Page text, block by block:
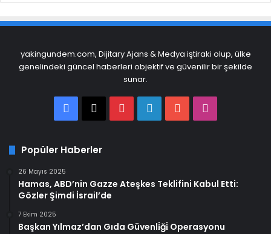
yakingundem.com, Dijitary Ajans & Medya iştiraki olup, ülke
genelindeki güncel haberleri objektif ve güvenilir bir şekilde
sunar.
Facebook
X PinterestLinkedInYouTube
Popüler Haberler
26 Mayıs 2025
Hamas, ABD’nin Gazze Ateşkes Teklifini Kabul Etti:
Gözler Şimdi İsrail’de
7 Ekim 2025
Başkan Yılmaz’dan Gıda Güvenli̇ği̇ Operasyonu